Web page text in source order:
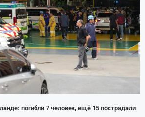
погибли 7 человек, ещё 15 пострадали